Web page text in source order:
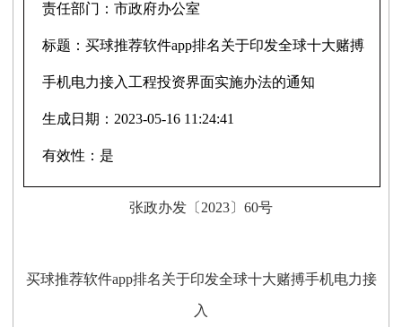
责任部门：市政府办公室
标题：买球推荐软件app排名关于印发全球十大赌搏
手机电力接入工程投资界面实施办法的通知
生成日期： 2023-05-16 11:24:41
有效性： 是
张政办发〔2023〕60号
买球推荐软件app排名关于印发全球十大赌搏手机电力接
入